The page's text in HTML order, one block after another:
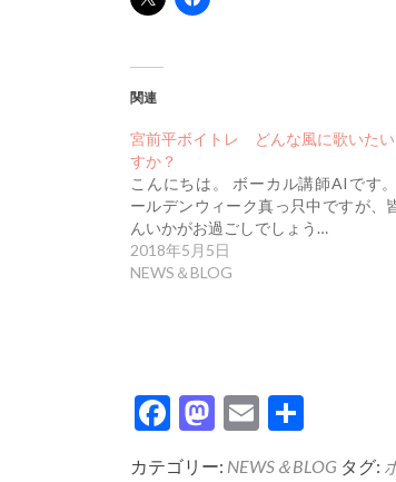
関連
宮前平ボイトレ どんな風に歌いた
すか？
こんにちは。 ボーカル講師AIです
ールデンウィーク真っ只中ですが、
んいかがお過ごしでしょう…
2018年5月5日
NEWS＆BLOG
Facebook
Mastodon
Email
カテゴリー: NEWS＆BLOG タグ: